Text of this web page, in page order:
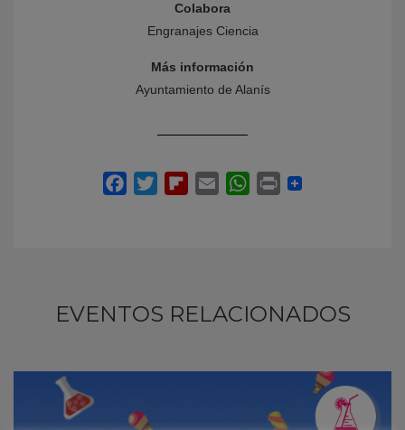
Colabora
Engranajes Ciencia
Más información
Ayuntamiento de Alanís
EVENTOS RELACIONADOS